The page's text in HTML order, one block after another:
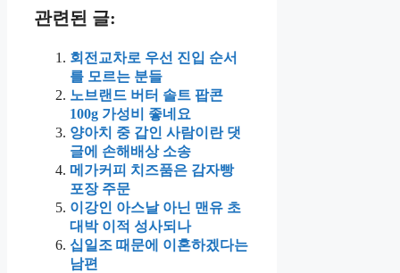
관련된 글:
회전교차로 우선 진입 순서
를 모르는 분들
노브랜드 버터 솔트 팝콘
100g 가성비 좋네요
양아치 중 갑인 사람이란 댓
글에 손해배상 소송
메가커피 치즈품은 감자빵
포장 주문
이강인 아스날 아닌 맨유 초
대박 이적 성사되나
십일조 때문에 이혼하겠다는
남편